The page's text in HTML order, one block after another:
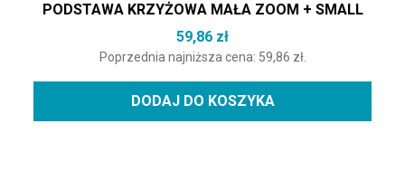
PODSTAWA KRZYŻOWA MAŁA ZOOM + SMALL
59,86 zł
Poprzednia najniższa cena: 59,86 zł.
DODAJ DO KOSZYKA